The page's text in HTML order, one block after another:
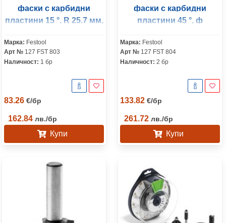
фаски с карбидни
пластини 15 °, R 25.7 мм,
мм, HW S8 D25
Марка: Festool
Арт № 127 FST 803
Наличност: 1 бр
83.26 €/бр
162.84 лв./бр
Купи
фаски с карбидни
пластини 45 °, ф
HW S12 D55/20/45°
Марка: Festool
Арт № 127 FST 804
Наличност: 2 бр
133.82 €/бр
261.72 лв./бр
Купи